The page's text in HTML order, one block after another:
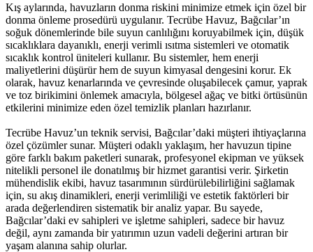
Kış aylarında, havuzların donma riskini minimize etmek için özel bir
donma önleme prosedürü uygulanır. Tecrübe Havuz, Bağcılar’ın
soğuk dönemlerinde bile suyun canlılığını koruyabilmek için, düşük
sıcaklıklara dayanıklı, enerji verimli ısıtma sistemleri ve otomatik
sıcaklık kontrol üniteleri kullanır. Bu sistemler, hem enerji
maliyetlerini düşürür hem de suyun kimyasal dengesini korur. Ek
olarak, havuz kenarlarında ve çevresinde oluşabilecek çamur, yaprak
ve toz birikimini önlemek amacıyla, bölgesel ağaç ve bitki örtüsünün
etkilerini minimize eden özel temizlik planları hazırlanır.
Tecrübe Havuz’un teknik servisi, Bağcılar’daki müşteri ihtiyaçlarına
özel çözümler sunar. Müşteri odaklı yaklaşım, her havuzun tipine
göre farklı bakım paketleri sunarak, profesyonel ekipman ve yüksek
nitelikli personel ile donatılmış bir hizmet garantisi verir. Şirketin
mühendislik ekibi, havuz tasarımının sürdürülebilirliğini sağlamak
için, su akış dinamikleri, enerji verimliliği ve estetik faktörleri bir
arada değerlendiren sistematik bir analiz yapar. Bu sayede,
Bağcılar’daki ev sahipleri ve işletme sahipleri, sadece bir havuz
değil, aynı zamanda bir yatırımın uzun vadeli değerini artıran bir
yaşam alanına sahip olurlar.